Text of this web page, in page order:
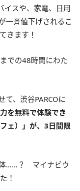
イスや、家電、日用
一斉値下げされるこ
きます！
での48時間にわた
て、渋谷PARCOに
を無料で体験でき
ェ）」が、3日間限
体……？ マイナビウ
！